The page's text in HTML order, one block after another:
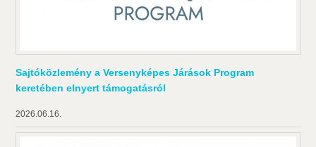
Sajtóközlemény a Versenyképes Járások Program
keretében elnyert támogatásról
2026.06.16.